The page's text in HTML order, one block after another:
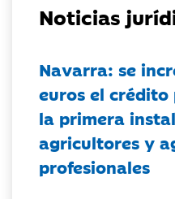
Noticias
Navarra: se
euros el crédito
la primera
agricultores y
profesionales